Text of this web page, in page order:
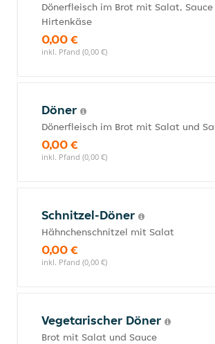
Dönerfleisch im Brot mit Salat, Sauce
Hirtenkäse
0,00 €
inkl. Pfand (0,00 €)
Döner
Dönerfleisch im Brot mit Salat und
0,00 €
inkl. Pfand (0,00 €)
Schnitzel-Döner
Hähnchenschnitzel mit Salat
0,00 €
inkl. Pfand (0,00 €)
Vegetarischer Döner
Brot mit Salat und Sauce